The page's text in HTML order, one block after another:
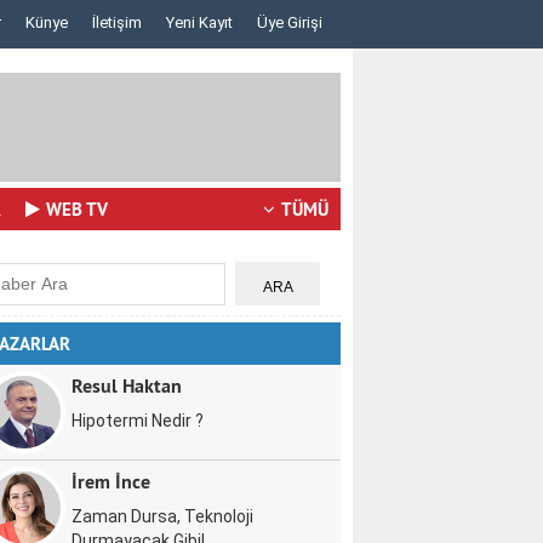
Lazerden Korktuğunuz İçin Gözlüğe Mahkûm Olma..
Künye İletişim Yeni Kayıt Üye Girişi
WEB TV TÜMÜ
Resul Haktan
Hipotermi Nedir ?
İrem İnce
Zaman Dursa, Teknoloji